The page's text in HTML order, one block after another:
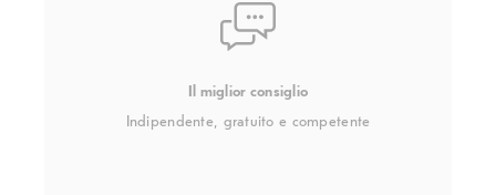
Il miglior consiglio
Indipendente, gratuito e competente